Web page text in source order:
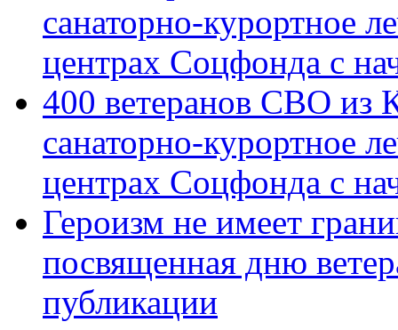
санаторно-курортное
центрах Соцфонда с
400 ветеранов СВО из
санаторно-курортное
центрах Соцфонда с
Героизм не имеет
посвященная дню
публикации